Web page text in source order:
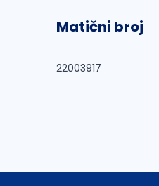
Matični broj
22003917